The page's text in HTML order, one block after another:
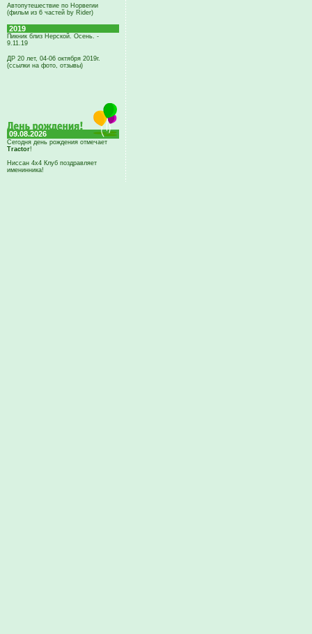
Автопутешествие по Норвегии
(фильм из 6 частей by Rider)
2019
Пикник близ Нерской. Осень. -
9.11.19
ДР 20 лет, 04-06 октября 2019г.
(ссылки на фото, отзывы)
09.08.2026
Сегодня день рождения отмечает
Tractor!
Ниссан 4х4 Клуб поздравляет
именинника!